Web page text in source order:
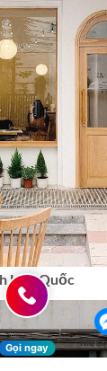
Hàn Quốc
Gọi ngay